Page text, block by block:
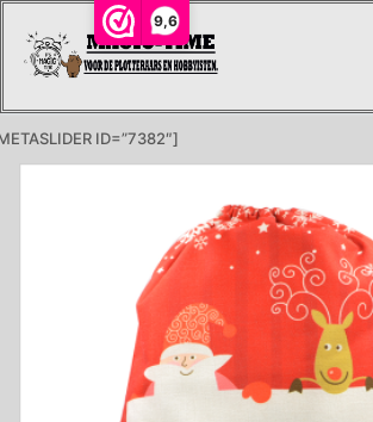
9,6
naar
ID=”7382″]